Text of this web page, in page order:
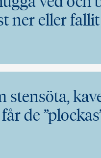
ner eller
stensöta,
de